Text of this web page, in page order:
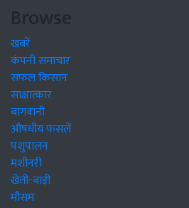
Browse
खबरें
कंपनी समाचार
सफल किसान
साक्षात्कार
बागवानी
औषधीय फसलें
पशुपालन
मशीनरी
खेती-बाड़ी
मौसम